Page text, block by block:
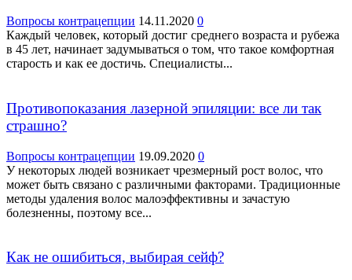
Вопросы контрацепции 14.11.2020 0
Каждый человек, который достиг среднего возраста и рубежа
в 45 лет, начинает задумываться о том, что такое комфортная
старость и как ее достичь. Специалисты...
Противопоказания лазерной эпиляции: все ли так
страшно?
Вопросы контрацепции 19.09.2020 0
У некоторых людей возникает чрезмерный рост волос, что
может быть связано с различными факторами. Традиционные
методы удаления волос малоэффективны и зачастую
болезненны, поэтому все...
Как не ошибиться, выбирая сейф?